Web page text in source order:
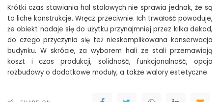
Krótki czas stawiania hal stalowych nie sprawia jednak, że są
to liche konstrukcje. Wręcz przeciwnie. Ich trwałość powoduje,
że obiekt nadaje się do użytku przynajmniej przez kilka dekad,
do czego przyczynia się też nieskomplikowana konserwacja
budynku. W skrócie, za wyborem hali ze stali przemawiają
koszt i czas produkcji, solidność, funkcjonalność, opcja
rozbudowy o dodatkowe moduły, a także walory estetyczne.